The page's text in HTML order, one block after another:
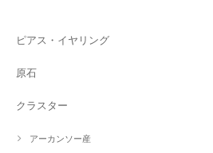
ピアス・イヤリング
原石
クラスター
アーカンソー産